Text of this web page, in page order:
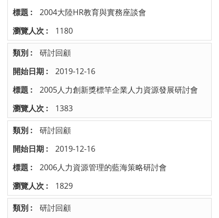
2004大陸HR教育與實務座談會
1180
研討回顧
2019-12-16
2005人力創新獎標竿企業人力資源發展研討會
1383
研討回顧
2019-12-16
2006人力資源管理的藍海策略研討會
1829
研討回顧